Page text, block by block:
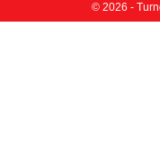
© 2026 -